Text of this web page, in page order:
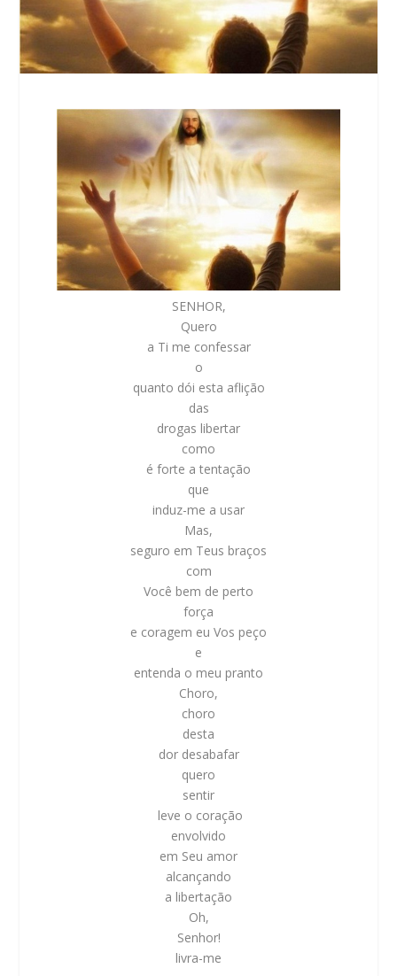
SENHOR,
Quero
a Ti me confessar
o
quanto dói esta aflição
das
drogas libertar
como
é forte a tentação
que
induz-me a usar
Mas,
seguro em Teus braços
com
Você bem de perto
força
e coragem eu Vos peço
e
entenda o meu pranto
Choro,
choro
desta
dor desabafar
quero
sentir
leve o coração
envolvido
em Seu amor
alcançando
a libertação
Oh,
Senhor!
livra-me